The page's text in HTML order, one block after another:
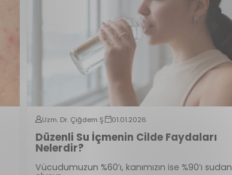
Uzm. Dr. Çiğdem Ş. 01.01.2026
Düzenli Su İçmenin Cilde Faydaları
Nelerdir?
Vücudumuzun %60’ı, kanımızın ise %90’ı sudan